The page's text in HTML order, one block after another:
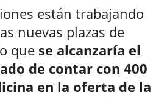
están trabajando
nuevas plazas de
que se alcanzaría el
de contar con 400
en la oferta de la